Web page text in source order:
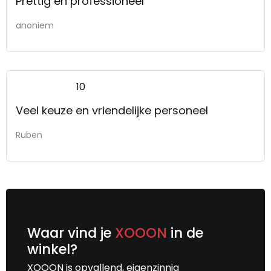
anoniem
10
Veel keuze en vriendelijke personeel
Ruben
Waar vind je XOOON in de
winkel?
XOOON is opvallend, eigenzinnig